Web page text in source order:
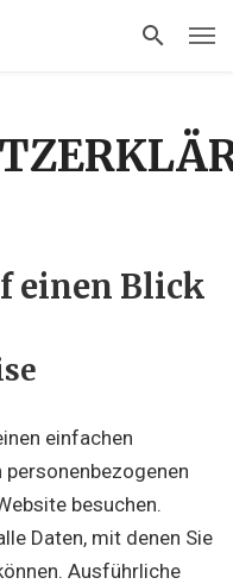
einen Blick
einfachen
personenbezogenen
besuchen.
Daten, mit denen Sie
Ausführliche